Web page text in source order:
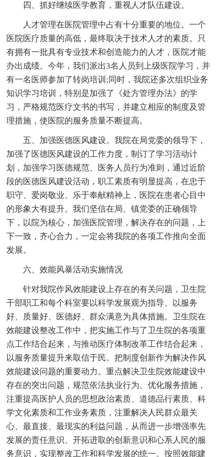
四、抓好继续医学教育，重视人才队伍建设。
人才管理在医院管理中占有十分重要的地位。一个
医院医疗质量的高低，最终取决于技术人才的素质。只
有拥有一批具有专业技术和创造能力的人才，医院才能
办出成绩。今年，我们派出3名人员到上级医院学习，并
有一名医师参加了转岗培训;同时，我院还多次组织业务
知识学习培训，特别是加强了《处方管理办法》的学
习，严格规范医疗文书的书写，并建立相应的制度及管
理措施，使医院的服务质量不断提高。
五、加强医德医风建设。我院在局党委的领导下，
加强了医德医风建设的工作力度，制订了学习活动计
划，加强学习医德规范、医务人员行为准则，通过近阶
段的医德医风建设活动，职工素质有明显提高，在忠于
职守、爱岗敬业、乐于奉献精神上，医院在患者心目中
的形象大有提升。我们坚信在局、镇党委的正确领导
下，以院为核心，加强医院管理，解决存在的问题，上
下一致，齐心合力，一定会将我院的各项工作推向全面
发展。
六、效能风暴活动实施情况
针对我院作风效能建设上存在的有关问题，卫生院
干部职工和每个科室要以科学发展观为指导、以服务
好、质量好、医德好、群众满意为具体措施。卫生院在
效能建设整改工作中，把实施工作与了卫生院的各项重
点工作结合起来，与推动医疗体制改革工作结合起来，
以服务质量提升来取信于民。把制度创新作为解决作风
效能建设问题的重要动力。重点解决卫生院效能建设中
存在的突出问题，规范依法执业行为、优化服务措施，
注重提高医护人员的思想政治素质、道德品行素质、科
学文化素质和工作业务素质，注重解决人民群众最关
心、最直接、最现实的利益问题，从而进一步增强率先
发展的责任意识、开拓进取的创新意识和心系人民的服
务意识，实现整改工作和科学发展的统一。按照效能建